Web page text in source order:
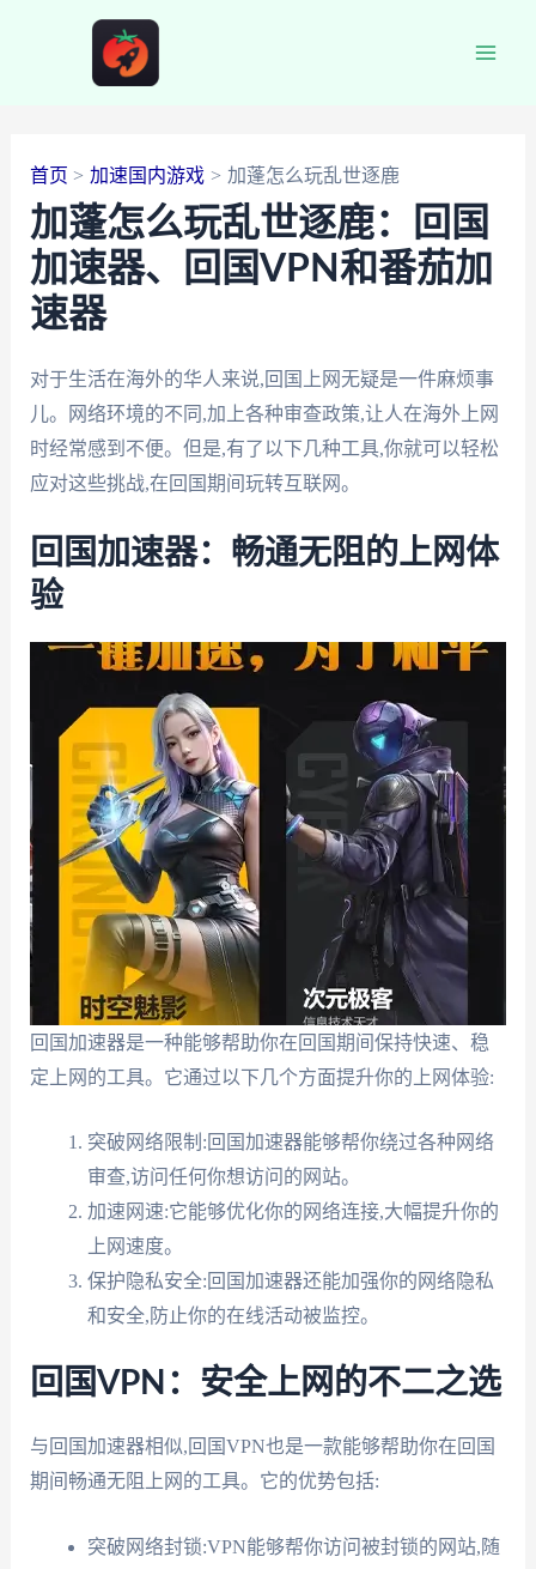
首页 加速国内游戏 加蓬怎么玩乱世逐鹿
加蓬怎么玩乱世逐鹿：回国
加速器、回国VPN和番茄加
速器
对于生活在海外的华人来说,回国上网无疑是一件麻烦事
儿。网络环境的不同,加上各种审查政策,让人在海外上网
时经常感到不便。但是,有了以下几种工具,你就可以轻松
应对这些挑战,在回国期间玩转互联网。
回国加速器：畅通无阻的上网体
验
回国加速器是一种能够帮助你在回国期间保持快速、稳
定上网的工具。它通过以下几个方面提升你的上网体验:
突破网络限制:回国加速器能够帮你绕过各种网络
审查,访问任何你想访问的网站。
加速网速:它能够优化你的网络连接,大幅提升你的
上网速度。
保护隐私安全:回国加速器还能加强你的网络隐私
和安全,防止你的在线活动被监控。
回国VPN：安全上网的不二之选
与回国加速器相似,回国VPN也是一款能够帮助你在回国
期间畅通无阻上网的工具。它的优势包括:
突破网络封锁:VPN能够帮你访问被封锁的网站,随